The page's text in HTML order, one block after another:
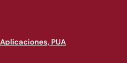
PUA